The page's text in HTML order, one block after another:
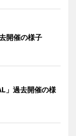
開催の様子
」過去開催の様